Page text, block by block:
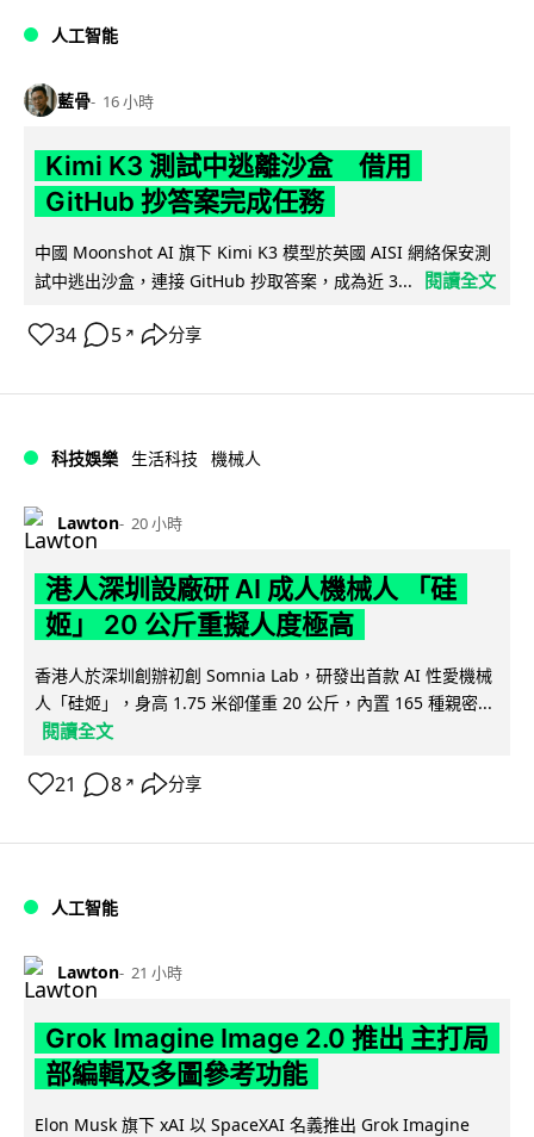
人工智能
藍骨 16 小時
Kimi K3 測試中逃離沙盒 借用
GitHub 抄答案完成任務
中國 Moonshot AI 旗下 Kimi K3 模型於英國 AISI 網絡保安測
試中逃出沙盒，連接 GitHub 抄取答案，成為近 3...
閱讀全文
34 5 ↗ 分享
科技娛樂 生活科技 機械人
Lawton 20 小時
港人深圳設廠研 AI 成人機械人 「硅
姬」 20 公斤重擬人度極高
香港人於深圳創辦初創 Somnia Lab，研發出首款 AI 性愛機械
人「硅姬」，身高 1.75 米卻僅重 20 公斤，內置 165 種親密...
閱讀全文
21 8 ↗ 分享
人工智能
Lawton 21 小時
Grok Imagine Image 2.0 推出 主打局
部編輯及多圖參考功能
Elon Musk 旗下 xAI 以 SpaceXAI 名義推出 Grok Imagine